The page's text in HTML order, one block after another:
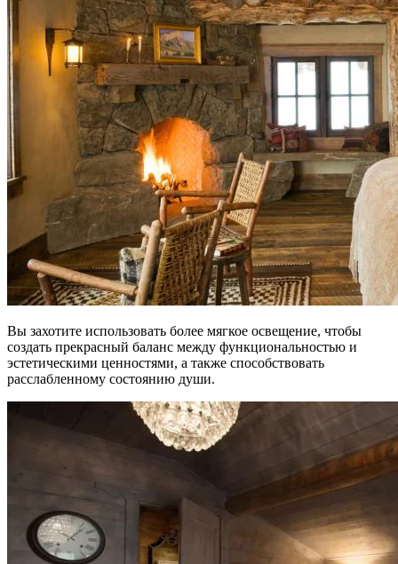
Вы захотите использовать более мягкое освещение, чтобы
создать прекрасный баланс между функциональностью и
эстетическими ценностями, а также способствовать
расслабленному состоянию души.